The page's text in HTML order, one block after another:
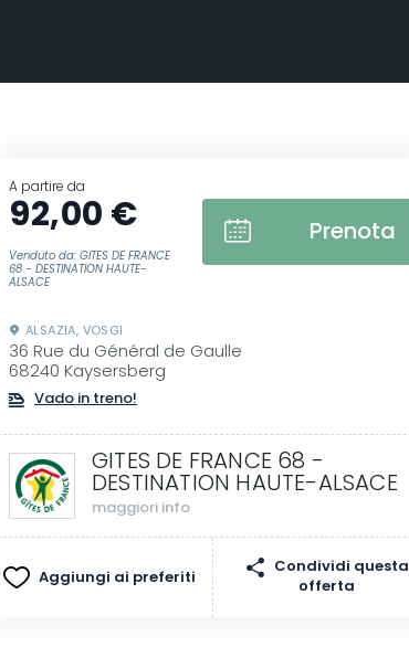
A partire da
92,00 €
Venduto da: GITES DE FRANCE
68 - DESTINATION HAUTE-
ALSACE
Prenota
ALSAZIA, VOSGI
36 Rue du Général de Gaulle
68240 Kaysersberg
Vado in treno!
GITES DE FRANCE 68 -
DESTINATION HAUTE-ALSACE
maggiori info
Aggiungi ai preferiti
Condividi questa
offerta